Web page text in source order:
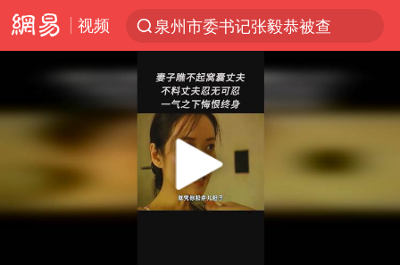
视频
泉州市委书记张毅恭被查
台风白海豚已进入24小时警戒线
“秋天的第一杯奶茶”6岁了